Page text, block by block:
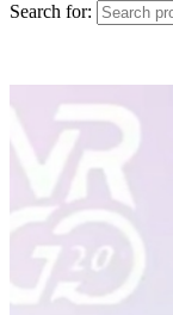
Search for: